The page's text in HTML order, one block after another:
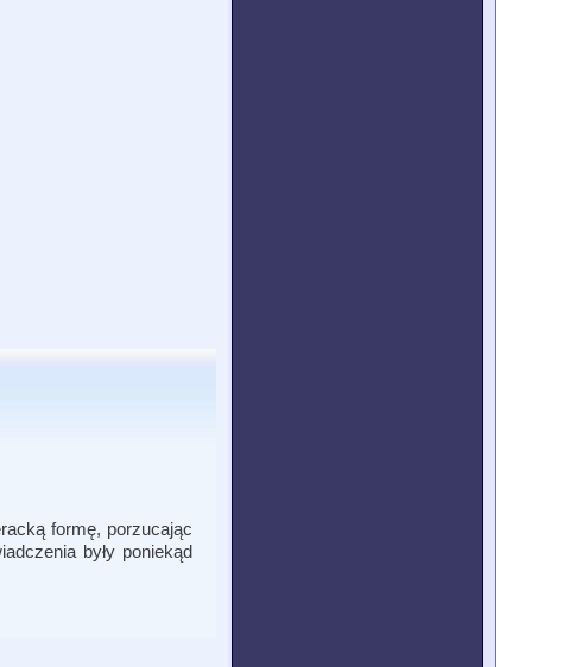
formę, porzucając
były poniekąd